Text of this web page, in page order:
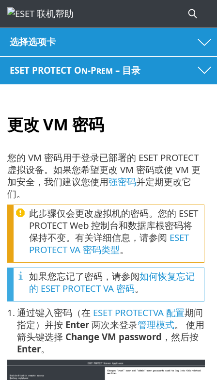
选择选项卡
ESET PROTECT On-Prem – 目录
更改 VM 密码
您的 VM 密码用于登录已部署的 ESET PROTECT
虚拟设备。如果您希望更改 VM 密码或使 VM 更
加安全，我们建议您使用强密码并定期更改它
们。
此步骤仅会更改虚拟机的密码。您的 ESET
PROTECT Web 控制台和数据库根密码将
保持不变。有关详细信息，请参阅 ESET
PROTECT VA 密码类型。
如果您忘记了密码，请参阅如何恢复忘记
的 ESET PROTECT VA 密码。
1. 通过键入密码（在 ESET PROTECTVA 配置期间
指定）并按 Enter 两次来登录管理模式。 使用
箭头键选择 Change VM password ，然后按
Enter。